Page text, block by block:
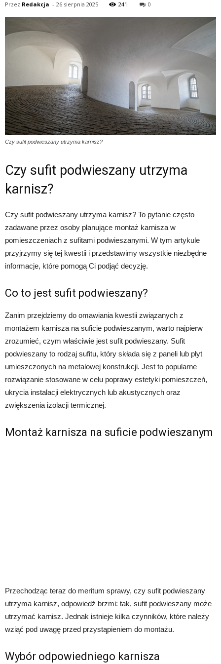
Przez Redakcja - 26 sierpnia 2025 241 0
Czy sufit podwieszany utrzyma karnisz?
Czy sufit podwieszany utrzyma
karnisz?
Czy sufit podwieszany utrzyma karnisz? To pytanie często
zadawane przez osoby planujące montaż karnisza w
pomieszczeniach z sufitami podwieszanymi. W tym artykule
przyjrzymy się tej kwestii i przedstawimy wszystkie niezbędne
informacje, które pomogą Ci podjąć decyzję.
Co to jest sufit podwieszany?
Zanim przejdziemy do omawiania kwestii związanych z
montażem karnisza na suficie podwieszanym, warto najpierw
zrozumieć, czym właściwie jest sufit podwieszany. Sufit
podwieszany to rodzaj sufitu, który składa się z paneli lub płyt
umieszczonych na metalowej konstrukcji. Jest to popularne
rozwiązanie stosowane w celu poprawy estetyki pomieszczeń,
ukrycia instalacji elektrycznych lub akustycznych oraz
zwiększenia izolacji termicznej.
Montaż karnisza na suficie podwieszanym
Przechodząc teraz do meritum sprawy, czy sufit podwieszany
utrzyma karnisz, odpowiedź brzmi: tak, sufit podwieszany może
utrzymać karnisz. Jednak istnieje kilka czynników, które należy
wziąć pod uwagę przed przystąpieniem do montażu.
Wybór odpowiedniego karnisza